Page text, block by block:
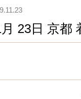
月 23日 京都